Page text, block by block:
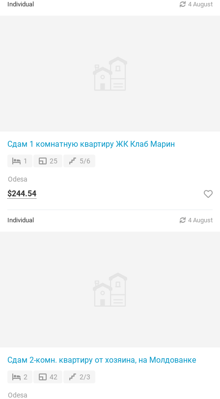
Individual 4 August
Сдам 1 комнатную квартиру ЖК Клаб Марин
1 25 5/6
Odesa
$244.54
Individual 4 August
Сдам 2-комн. квартиру от хозяина, на Молдованке
2 42 2/3
Odesa